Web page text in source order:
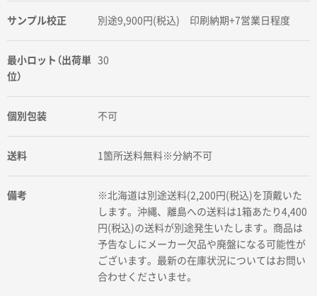
サンプル校正 別途9,900円(税込) 印刷納期+7営業日程度
最小ロット（出荷単
位）
30
個別包装 不可
送料 1箇所送料無料※分納不可
備考
※北海道は別途送料(2,200円(税込)を頂戴いた
します。沖縄、離島への送料は1箱あたり4,400
円(税込)の送料が別途発生いたします。商品は
予告なしにメーカー欠品や廃盤になる可能性が
ございます。最新の在庫状況についてはお問い
合わせくださいませ。